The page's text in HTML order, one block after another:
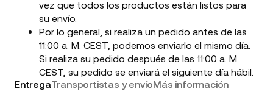
vez que todos los productos están listos para
su envío.
Por lo general, si realiza un pedido antes de las
11:00 a. M. CEST, podemos enviarlo el mismo día.
Si realiza su pedido después de las 11:00 a. M.
CEST, su pedido se enviará el siguiente día hábil.
EntregaTransportistas y envíoMás información